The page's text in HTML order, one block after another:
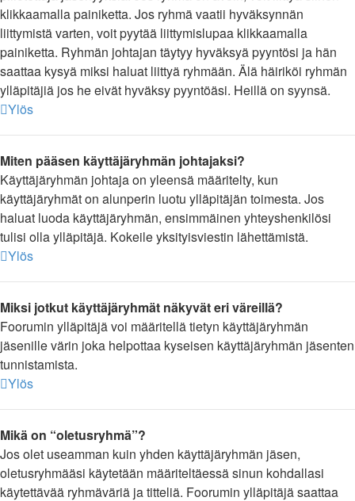
klikkaamalla painiketta. Jos ryhmä vaatii hyväksynnän
liittymistä varten, voit pyytää liittymislupaa klikkaamalla
painiketta. Ryhmän johtajan täytyy hyväksyä pyyntösi ja hän
saattaa kysyä miksi haluat liittyä ryhmään. Älä häiriköi ryhmän
ylläpitäjiä jos he eivät hyväksy pyyntöäsi. Heillä on syynsä.
Ylös
Miten pääsen käyttäjäryhmän johtajaksi?
Käyttäjäryhmän johtaja on yleensä määritelty, kun
käyttäjäryhmät on alunperin luotu ylläpitäjän toimesta. Jos
haluat luoda käyttäjäryhmän, ensimmäinen yhteyshenkilösi
tulisi olla ylläpitäjä. Kokeile yksityisviestin lähettämistä.
Ylös
Miksi jotkut käyttäjäryhmät näkyvät eri väreillä?
Foorumin ylläpitäjä voi määritellä tietyn käyttäjäryhmän
jäsenille värin joka helpottaa kyseisen käyttäjäryhmän jäsenten
tunnistamista.
Ylös
Mikä on “oletusryhmä”?
Jos olet useamman kuin yhden käyttäjäryhmän jäsen,
oletusryhmääsi käytetään määriteltäessä sinun kohdallasi
käytettävää ryhmäväriä ja titteliä. Foorumin ylläpitäjä saattaa